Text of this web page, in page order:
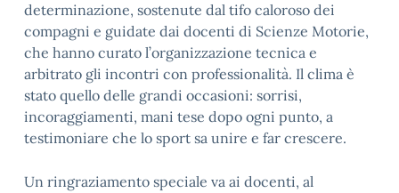
determinazione, sostenute dal tifo caloroso dei
compagni e guidate dai docenti di Scienze Motorie,
che hanno curato l’organizzazione tecnica e
arbitrato gli incontri con professionalità. Il clima è
stato quello delle grandi occasioni: sorrisi,
incoraggiamenti, mani tese dopo ogni punto, a
testimoniare che lo sport sa unire e far crescere.
Un ringraziamento speciale va ai docenti, al